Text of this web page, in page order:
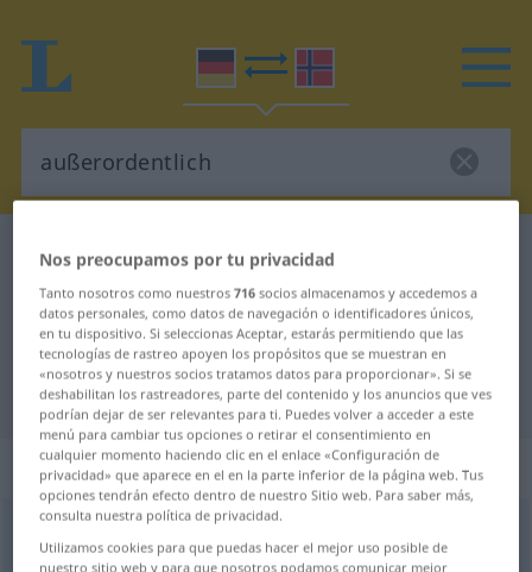
Diccionario Alemán-Noruego
Traducción Alemán-Noruego para
"außerordentlich"
"außerordentlich" en Noruego
„außerordentlich“
außerordentlich
Nos preocupamos por tu privacidad
Tanto nosotros como nuestros716 socios almacenamos y accedemos a
datos personales, como datos de navegación o identificadores únicos,
en tu dispositivo. Si seleccionas Aceptar, estarás permitiendo que las
tecnologías de rastreo apoyen los propósitos que se muestran en
«nosotros y nuestros socios tratamos datos para proporcionar». Si se
deshabilitan los rastreadores, parte del contenido y los anuncios que ves
podrían dejar de ser relevantes para ti. Puedes volver a acceder a este
menú para cambiar tus opciones o retirar el consentimiento en
cualquier momento haciendo clic en el enlace «Configuración de
privacidad» que aparece en el en la parte inferior de la página web. Tus
opciones tendrán efecto dentro de nuestro Sitio web. Para saber más,
consulta nuestra política de privacidad.
Utilizamos cookies para que puedas hacer el mejor uso posible de
nuestro sitio web y para que nosotros podamos comunicar mejor